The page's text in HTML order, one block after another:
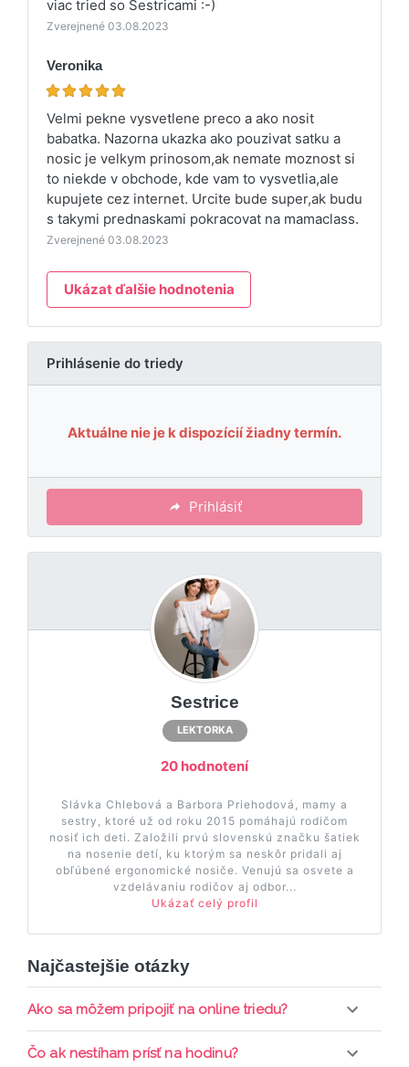
viac tried so Sestricami :-)
Zverejnené 03.08.2023
Veronika
Velmi pekne vysvetlene preco a ako nosit
babatka. Nazorna ukazka ako pouzivat satku a
nosic je velkym prinosom,ak nemate moznost si
to niekde v obchode, kde vam to vysvetlia,ale
kupujete cez internet. Urcite bude super,ak budu
s takymi prednaskami pokracovat na mamaclass.
Zverejnené 03.08.2023
Ukázat ďalšie hodnotenia
Prihlásenie do triedy
Aktuálne nie je k dispozícií žiadny termín.
Prihlásiť
Sestrice
LEKTORKA
20 hodnotení
Slávka Chlebová a Barbora Priehodová, mamy a
sestry, ktoré už od roku 2015 pomáhajú rodičom
nosiť ich deti. Založili prvú slovenskú značku šatiek
na nosenie detí, ku ktorým sa neskôr pridali aj
obľúbené ergonomické nosiče. Venujú sa osvete a
vzdelávaniu rodičov aj odbor...
Ukázať celý profil
Najčastejšie otázky
Ako sa môžem pripojiť na online triedu?
Pripojenie do online triedy prebieha priamo cez
Čo ak nestíham prísť na hodinu?